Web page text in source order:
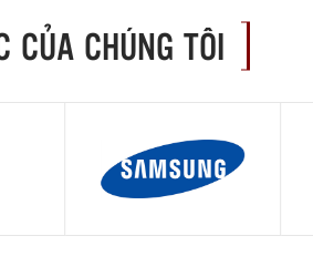
CỦA CHÚNG TÔI